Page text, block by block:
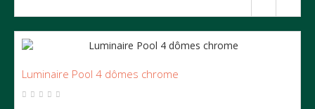
Luminaire Pool 4 dômes chrome